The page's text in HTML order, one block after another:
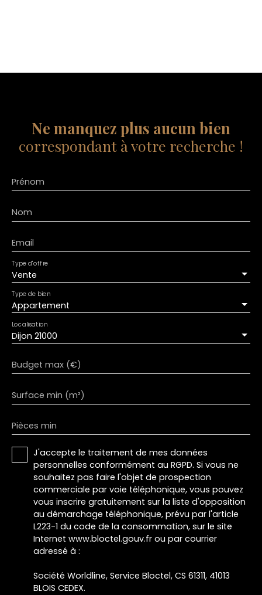
Ne manquez plus aucun bien
correspondant à votre recherche !
Prénom
Nom
Email
Vente
Type d'offre
Appartement
Type de bien
Dijon 21000
Localisation
Budget max (€)
Surface min (m²)
Pièces min
J'accepte le traitement de mes données
personnelles conformément au RGPD. Si vous ne
souhaitez pas faire l'objet de prospection
commerciale par voie téléphonique, vous pouvez
vous inscrire gratuitement sur la liste d'opposition
au démarchage téléphonique, prévu par l'article
L223-1 du code de la consommation, sur le site
Internet www.bloctel.gouv.fr ou par courrier
adressé à :
Société Worldline, Service Bloctel, CS 61311, 41013
BLOIS CEDEX.